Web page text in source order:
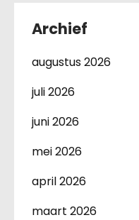
Archief
augustus 2026
juli 2026
juni 2026
mei 2026
april 2026
maart 2026